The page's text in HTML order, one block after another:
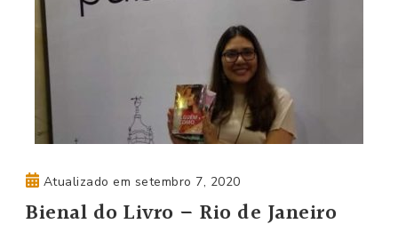
Atualizado em setembro 7, 2020
Bienal do Livro – Rio de Janeiro